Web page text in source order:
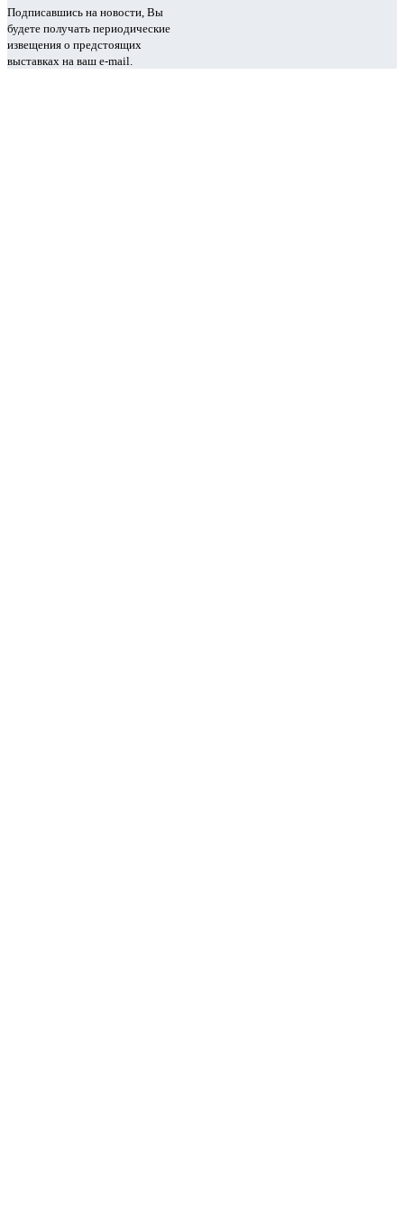
Подписавшись на новости, Вы
будете получать периодические
извещения о предстоящих
выставках на ваш e-mail.